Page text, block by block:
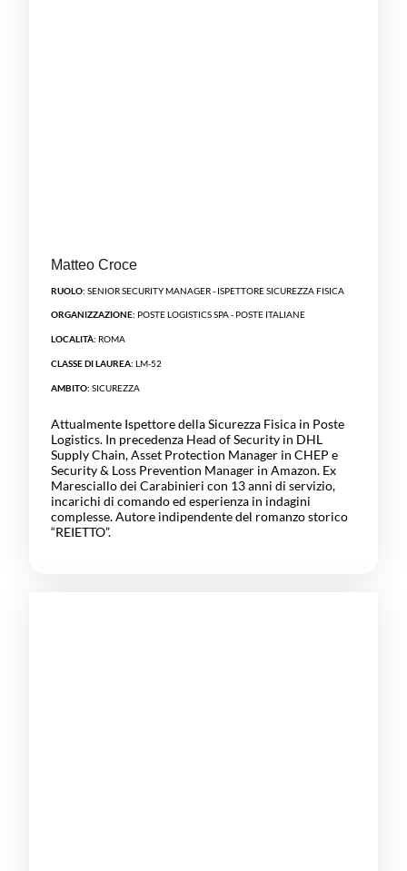
Matteo Croce
RUOLO: SENIOR SECURITY MANAGER - ISPETTORE SICUREZZA FISICA
ORGANIZZAZIONE: POSTE LOGISTICS SPA - POSTE ITALIANE
LOCALITÀ: ROMA
CLASSE DI LAUREA: LM-52
AMBITO: SICUREZZA
Attualmente Ispettore della Sicurezza Fisica in Poste
Logistics. In precedenza Head of Security in DHL
Supply Chain, Asset Protection Manager in CHEP e
Security & Loss Prevention Manager in Amazon. Ex
Maresciallo dei Carabinieri con 13 anni di servizio,
incarichi di comando ed esperienza in indagini
complesse. Autore indipendente del romanzo storico
“REIETTO”.